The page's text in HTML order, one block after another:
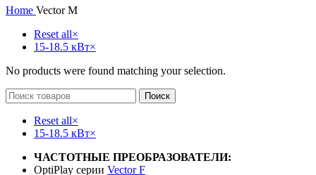
Home Vector M
Reset all×
15-18.5 кВт×
No products were found matching your selection.
Поиск
Reset all×
15-18.5 кВт×
ЧАСТОТНЫЕ ПРЕОБРАЗОВАТЕЛИ:
OptiPlay серии Vector F